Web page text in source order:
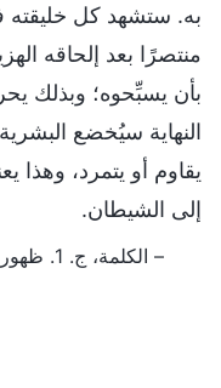
به. ستشهد كل خليقته
منتصرًا بعد إلحاقه
بأن يسبِّحوه؛ وبذلك
النهاية سيُخضع
يقاوم أو يتمرد، وهذا
إلى الشيطان.
–